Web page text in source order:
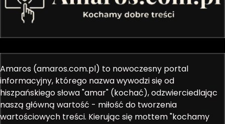
Amaros (amaros.com.pl) to nowoczesny portal
informacyjny, którego nazwa wywodzi się od
hiszpańskiego słowa "amar" (kochać), odzwierciedlając
naszą główną wartość - miłość do tworzenia
wartościowych treści. Kierując się mottem "kochamy